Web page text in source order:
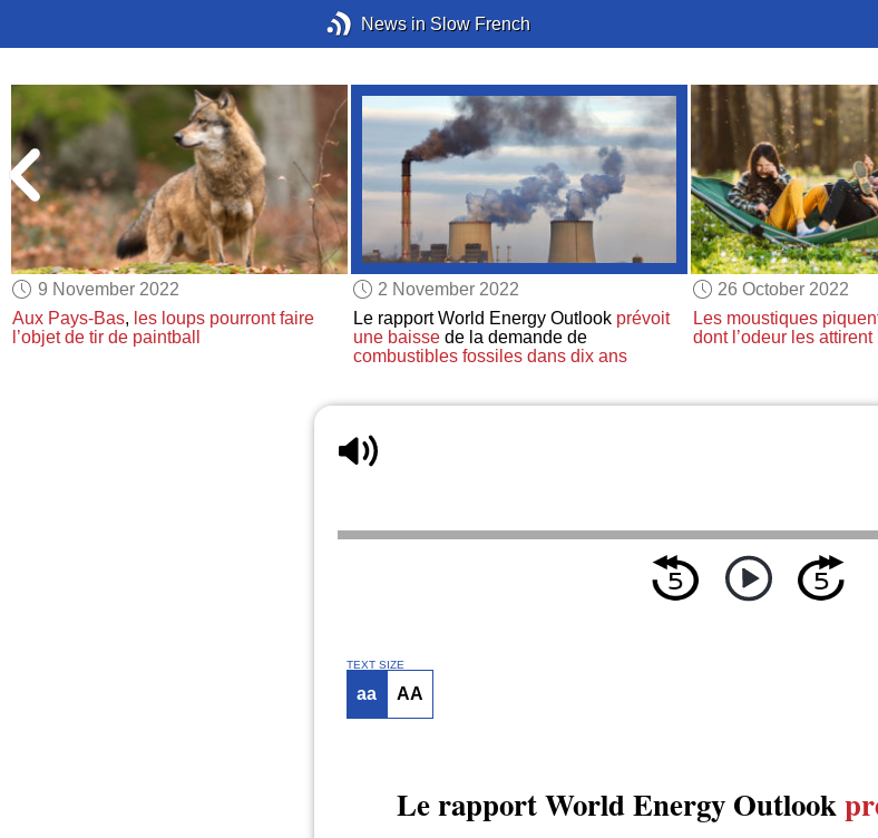
News in Slow French
9 November 2022
Aux Pays-Bas, les loups pourront faire
l’objet de tir de paintball
2 November 2022
Le rapport World Energy Outlook prévoit
une baissede la demande de
combustibles fossiles dans dix ans
26 October 2022
Les moustiques
dont l’odeur les attirent
TEXT SIZE
aa AA
Le rapport World Energy Outlook